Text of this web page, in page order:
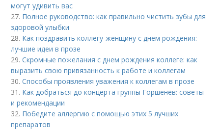
могут удивить вас
27. Полное руководство: как правильно чистить зубы для
здоровой улыбки
28. Как поздравить коллегу-женщину с днем рождения:
лучшие идеи в прозе
29.Скромные пожелания с днем рождения коллеге: как
выразить свою привязанность к работе и коллегам
30.Способы проявления уважения к коллегам в прозе
31. Как добраться до концерта группы Горшенёв: советы
и рекомендации
32. Победите аллергию с помощью этих 5 лучших
препаратов